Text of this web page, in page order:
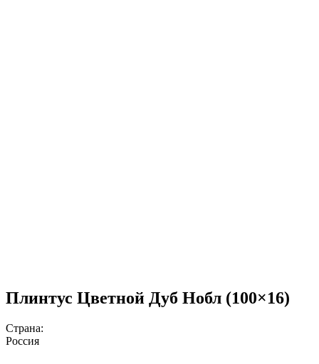
Плинтус Цветной Дуб Нобл (100×16)
Страна:
Россия